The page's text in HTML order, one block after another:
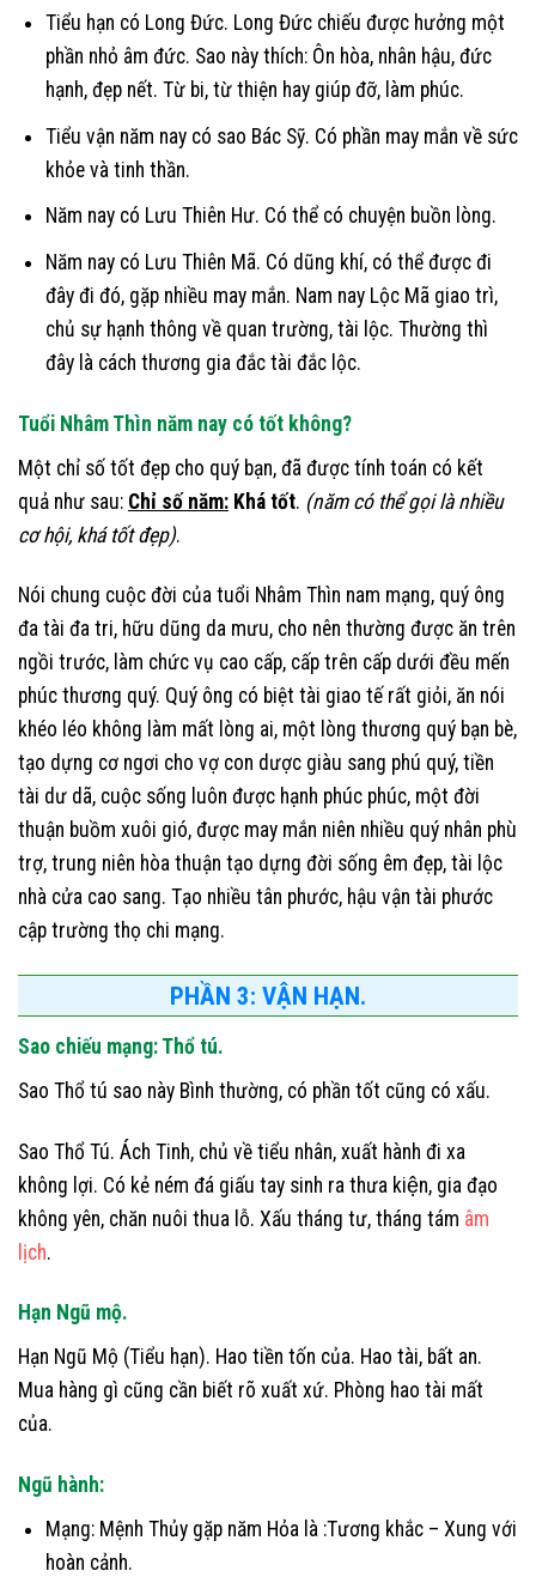
Tiểu hạn có Long Đức. Long Đức chiếu được hưởng một
phần nhỏ âm đức. Sao này thích: Ôn hòa, nhân hậu, đức
hạnh, đẹp nết. Từ bi, từ thiện hay giúp đỡ, làm phúc.
Tiểu vận năm nay có sao Bác Sỹ. Có phần may mắn về sức
khỏe và tinh thần.
Năm nay có Lưu Thiên Hư. Có thể có chuyện buồn lòng.
Năm nay có Lưu Thiên Mã. Có dũng khí, có thể được đi
đây đi đó, gặp nhiều may mắn. Nam nay Lộc Mã giao trì,
chủ sự hạnh thông về quan trường, tài lộc. Thường thì
đây là cách thương gia đắc tài đắc lộc.
Tuổi Nhâm Thìn năm nay có tốt không?
Một chỉ số tốt đẹp cho quý bạn, đã được tính toán có kết
quả như sau: Chỉ số năm: Khá tốt. (năm có thể gọi là nhiều
cơ hội, khá tốt đẹp).
Nói chung cuộc đời của tuổi Nhâm Thìn nam mạng, quý ông
đa tài đa tri, hữu dũng da mưu, cho nên thường được ăn trên
ngồi trước, làm chức vụ cao cấp, cấp trên cấp dưới đều mến
phúc thương quý. Quý ông có biệt tài giao tế rất giỏi, ăn nói
khéo léo không làm mất lòng ai, một lòng thương quý bạn bè,
tạo dựng cơ ngơi cho vợ con dược giàu sang phú quý, tiền
tài dư dã, cuộc sống luôn được hạnh phúc phúc, một đời
thuận buồm xuôi gió, được may mắn niên nhiều quý nhân phù
trợ, trung niên hòa thuận tạo dựng đời sống êm đẹp, tài lộc
nhà cửa cao sang. Tạo nhiều tân phước, hậu vận tài phước
cập trường thọ chi mạng.
PHẦN 3: VẬN HẠN.
Sao chiếu mạng: Thổ tú.
Sao Thổ tú sao này Bình thường, có phần tốt cũng có xấu.
Sao Thổ Tú. Ách Tinh, chủ về tiểu nhân, xuất hành đi xa
không lợi. Có kẻ ném đá giấu tay sinh ra thưa kiện, gia đạo
không yên, chăn nuôi thua lỗ. Xấu tháng tư, tháng tám âm
lịch.
Hạn Ngũ mộ.
Hạn Ngũ Mộ (Tiểu hạn). Hao tiền tốn của. Hao tài, bất an.
Mua hàng gì cũng cần biết rõ xuất xứ. Phòng hao tài mất
của.
Ngũ hành:
Mạng: Mệnh Thủy gặp năm Hỏa là :Tương khắc – Xung với
hoàn cảnh.